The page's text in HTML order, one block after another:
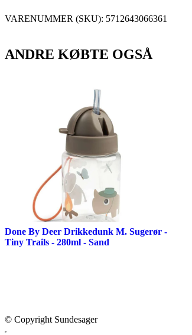
VARENUMMER (SKU): 5712643066361
ANDRE KØBTE OGSÅ
Done By Deer Drikkedunk M. Sugerør -
Tiny Trails - 280ml - Sand
© Copyright Sundesager